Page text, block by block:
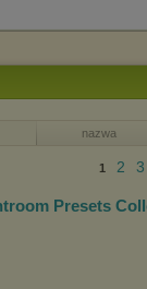
nazwa
1 2 3
Presets